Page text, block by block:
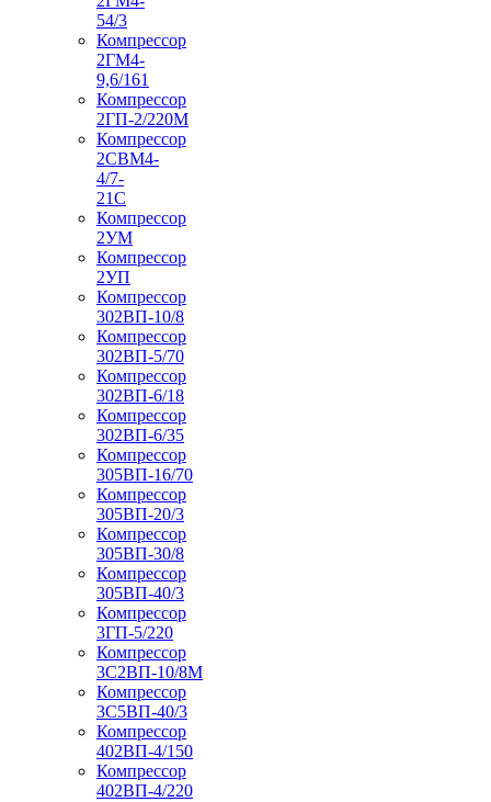
54/3
Компрессор
2ГМ4-
9,6/161
Компрессор
2ГП-2/220М
Компрессор
2СВМ4-
4/7-
21С
Компрессор
2УМ
Компрессор
2УП
Компрессор
302ВП-10/8
Компрессор
302ВП-5/70
Компрессор
302ВП-6/18
Компрессор
302ВП-6/35
Компрессор
305ВП-16/70
Компрессор
305ВП-20/3
Компрессор
305ВП-30/8
Компрессор
305ВП-40/3
Компрессор
3ГП-5/220
Компрессор
3С2ВП-10/8М
Компрессор
3С5ВП-40/3
Компрессор
402ВП-4/150
Компрессор
402ВП-4/220